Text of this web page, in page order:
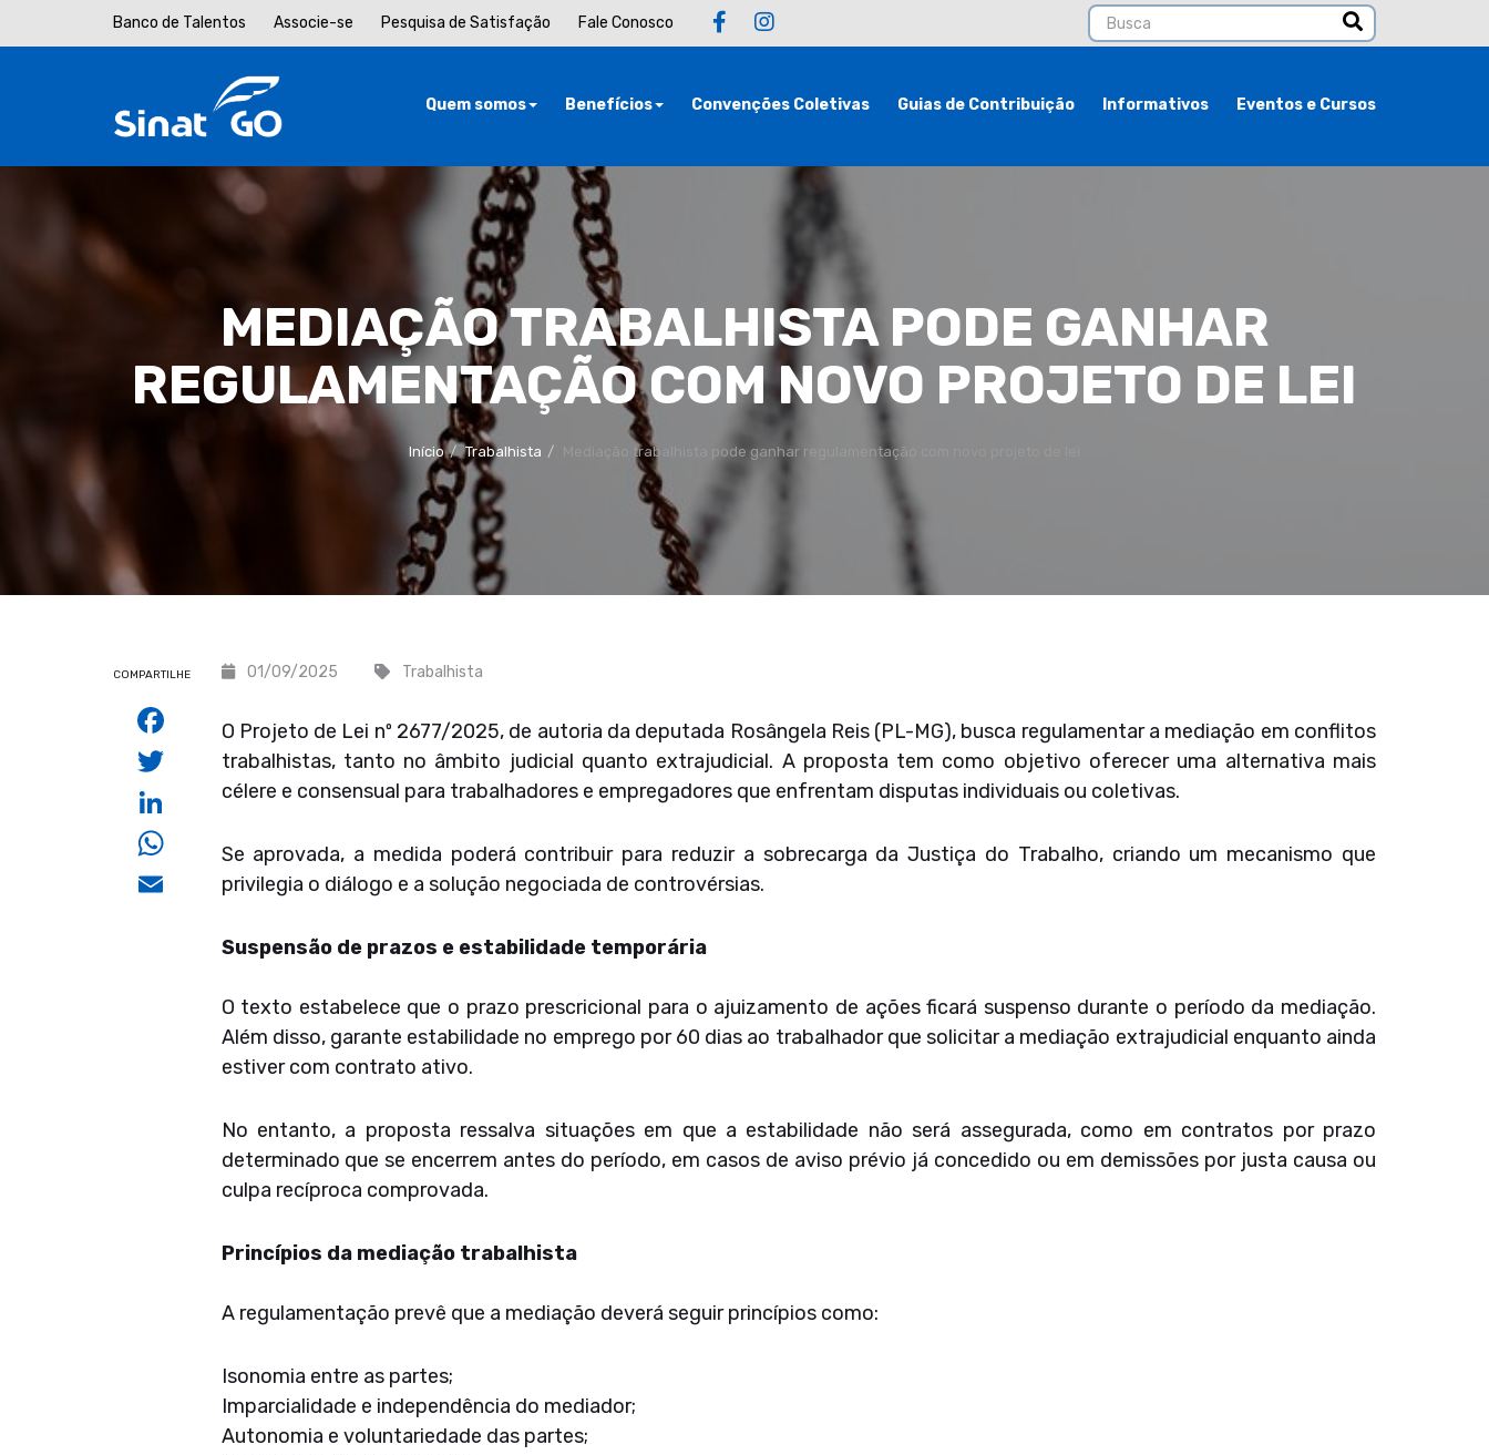
Banco de Talentos Associe-se Pesquisa de Satisfação Fale Conosco
Quem somos Benefícios Convenções Coletivas Guias de Contribuição Informativos Eventos e Cursos
MEDIAÇÃO TRABALHISTA PODE GANHAR
REGULAMENTAÇÃO COM NOVO PROJETO DE LEI
Início Trabalhista Mediação trabalhista pode ganhar regulamentação com novo projeto de lei
01/09/2025 Trabalhista
O Projeto de Lei nº 2677/2025, de autoria da deputada Rosângela Reis (PL-MG), busca regulamentar a mediação em conflitos
trabalhistas, tanto no âmbito judicial quanto extrajudicial. A proposta tem como objetivo oferecer uma alternativa mais
célere e consensual para trabalhadores e empregadores que enfrentam disputas individuais ou coletivas.
Se aprovada, a medida poderá contribuir para reduzir a sobrecarga da Justiça do Trabalho, criando um mecanismo que
privilegia o diálogo e a solução negociada de controvérsias.
Suspensão de prazos e estabilidade temporária
O texto estabelece que o prazo prescricional para o ajuizamento de ações ficará suspenso durante o período da mediação.
Além disso, garante estabilidade no emprego por 60 dias ao trabalhador que solicitar a mediação extrajudicial enquanto ainda
estiver com contrato ativo.
No entanto, a proposta ressalva situações em que a estabilidade não será assegurada, como em contratos por prazo
determinado que se encerrem antes do período, em casos de aviso prévio já concedido ou em demissões por justa causa ou
culpa recíproca comprovada.
Princípios da mediação trabalhista
A regulamentação prevê que a mediação deverá seguir princípios como:
Isonomia entre as partes;
Imparcialidade e independência do mediador;
Autonomia e voluntariedade das partes;
COMPARTILHE
Facebook
Twitter
LinkedIn
WhatsApp
Email